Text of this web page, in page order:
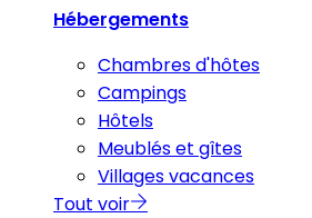
Hébergements
Chambres d'hôtes
Campings
Hôtels
Meublés et gîtes
Villages vacances
Tout voir